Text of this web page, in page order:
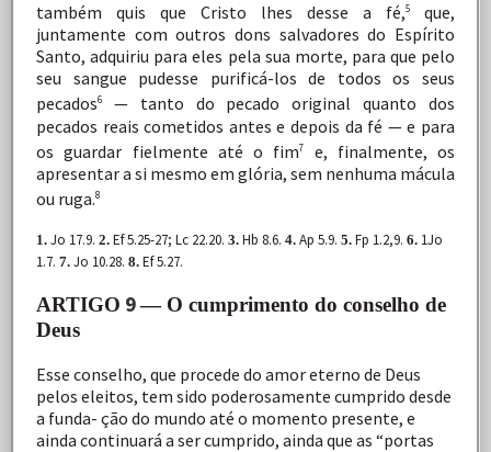
também quis que Cristo lhes desse a fé,5
que,
juntamente com outrosdons salvadores do Espírito
Santo, adquiriu para eles pela sua morte, para que pelo
seu sangue pudesse purificá-los de todos os
seus
pecados6 — tanto do pecado original
quanto dos
pecados reais cometidos antes e depois da fé — e para
os guardar fielmente até o fim7 e, finalmente, os
apresentara si mesmo em glória, sem nenhuma mácula
ou ruga.8
1. Jo 17.9. 2. Ef 5.25-27; Lc 22.20. 3. Hb 8.6. 4. Ap 5.9. 5. Fp 1.2,9. 6. 1Jo
1.7. 7. Jo 10.28. 8. Ef 5.27.
ARTIGO 9— O cumprimento do conselho de
Deus
Esse conselho, que procede do amoreterno de Deus
pelos eleitos, tem sido poderosamente cumprido desde
a funda- ção do mundo até o momento presente, e
ainda continuará a sercumprido, ainda que as “portas